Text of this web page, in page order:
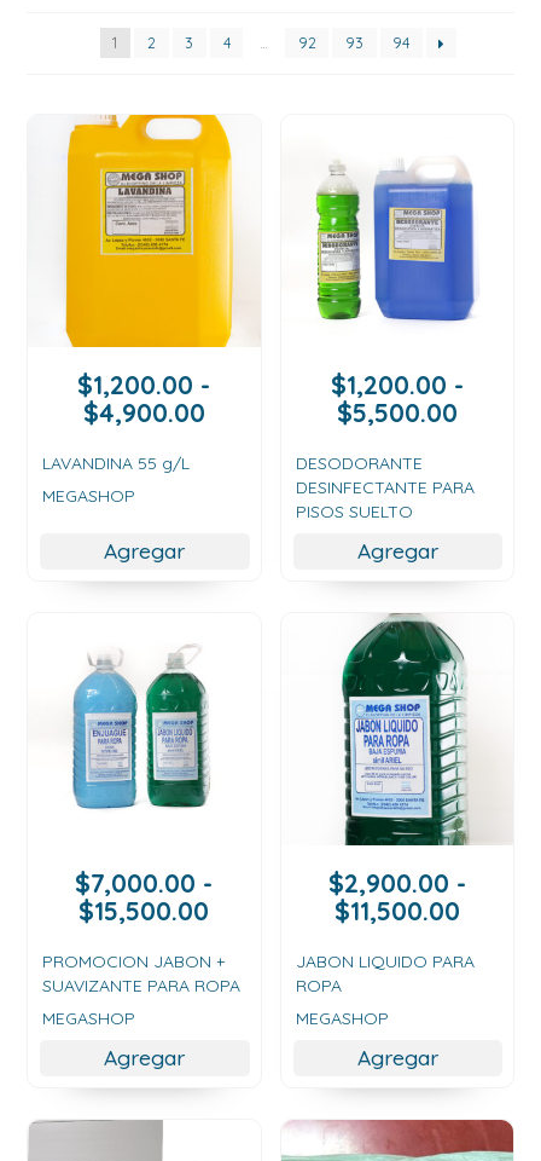
1 2 3 4 … 92 93 94
$1,200.00 -
$4,900.00Rango
precios:
$1,200.00
LAVANDINA 55 g/L
MEGASHOP
Agregar
$1,200.00 -
$5,500.00Rango
desde
DESODORANTE
DESINFECTANTE PARA
PISOS SUELTO
Agregar
$7,000.00 -
$15,500.00
precios:
desde
$7,000.00
PROMOCION JABON +
SUAVIZANTE PARA ROPA
MEGASHOP
Agregar
$2,900.00 -
$11,500.00Rango
JABON LIQUIDO PARA
ROPA
MEGASHOP
Agregar